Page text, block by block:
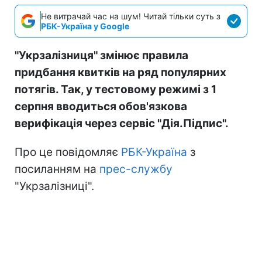
Не витрачай час на шум! Читай тільки суть з
РБК-Україна у Google
"Укрзалізниця" змінює правила
придбання квитків на ряд популярних
потягів. Так, у тестовому режимі з 1
серпня вводиться обов'язкова
верифікація через сервіс "Дія.Підпис".
Про це повідомляє РБК-Україна з
посиланням на прес-службу
"Укрзалізниці".